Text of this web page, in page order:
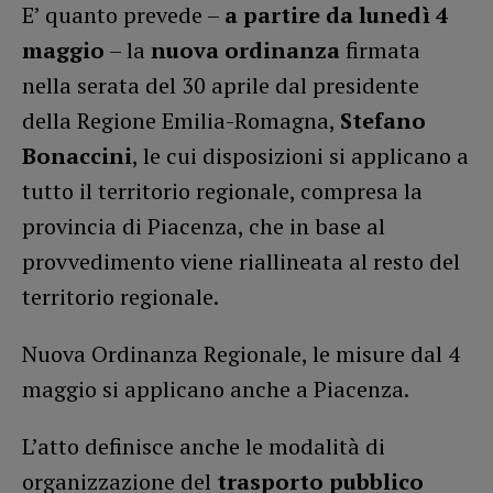
E’ quanto prevede – a partire da lunedì 4
maggio – la nuova ordinanzafirmata
nella serata del 30 aprile dal presidente
della Regione Emilia-Romagna, Stefano
Bonaccini, le cui disposizioni si applicano a
tutto il territorio regionale, compresa la
provincia di Piacenza, che in base al
provvedimento viene riallineata al resto del
territorio regionale.
Nuova Ordinanza Regionale, le misure dal 4
maggio si applicano anche a Piacenza.
L’atto definisce anche le modalità di
organizzazione del trasporto pubblico